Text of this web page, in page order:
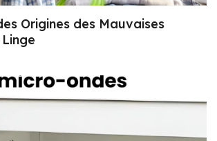
Origines des Mauvaises